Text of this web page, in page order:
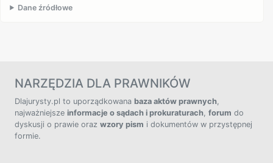
Dane źródłowe
NARZĘDZIA DLA PRAWNIKÓW
Dlajurysty.pl to uporządkowana baza aktów prawnych,
najważniejsze informacje o sądach i prokuraturach, forum do
dyskusji o prawie oraz wzory pism i dokumentów w przystępnej
formie.